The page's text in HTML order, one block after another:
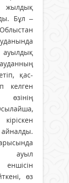
жылдық
Бұл –
қас-
келген
өзінің
ауыл
өз